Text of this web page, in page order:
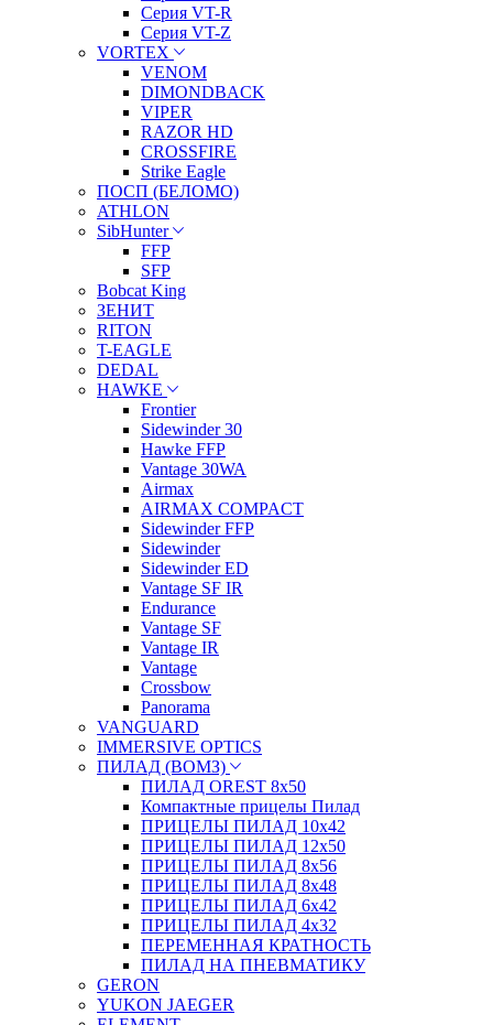
Серия VT-R
Серия VT-Z
VORTEX
VENOM
DIMONDBACK
VIPER
RAZOR HD
CROSSFIRE
Strike Eagle
ПОСП (БЕЛОМО)
ATHLON
SibHunter
FFP
SFP
Bobcat King
ЗЕНИТ
RITON
T-EAGLE
DEDAL
HAWKE
Frontier
Sidewinder 30
Hawke FFP
Vantage 30WA
Airmax
AIRMAX COMPACT
Sidewinder FFP
Sidewinder
Sidewinder ED
Vantage SF IR
Endurance
Vantage SF
Vantage IR
Vantage
Crossbow
Panorama
VANGUARD
IMMERSIVE OPTICS
ПИЛАД (ВОМЗ)
ПИЛАД OREST 8х50
Компактные прицелы Пилад
ПРИЦЕЛЫ ПИЛАД 10х42
ПРИЦЕЛЫ ПИЛАД 12х50
ПРИЦЕЛЫ ПИЛАД 8х56
ПРИЦЕЛЫ ПИЛАД 8х48
ПРИЦЕЛЫ ПИЛАД 6х42
ПРИЦЕЛЫ ПИЛАД 4х32
ПЕРЕМЕННАЯ КРАТНОСТЬ
ПИЛАД НА ПНЕВМАТИКУ
GERON
YUKON JAEGER